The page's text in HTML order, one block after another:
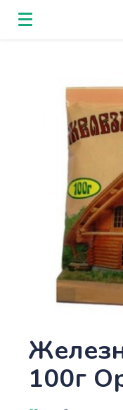
100г